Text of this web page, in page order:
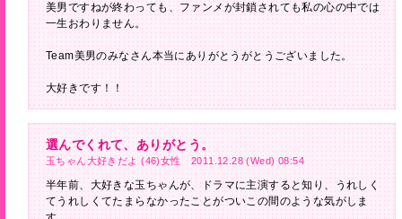
美男ですねが終わっても、ファンメが封鎖されても私の心の中では
一生おわりません。
Team美男のみなさん本当にありがとうがとうございました。
大好きです！！
選んでくれて、ありがとう。
玉ちゃん大好きだよ (46)女性 2011.12.28 (Wed) 08:54
半年前、大好きな玉ちゃんが、ドラマに主演すると知り、うれしく
てうれしくてたまらなかったことがついこの間のような気がしま